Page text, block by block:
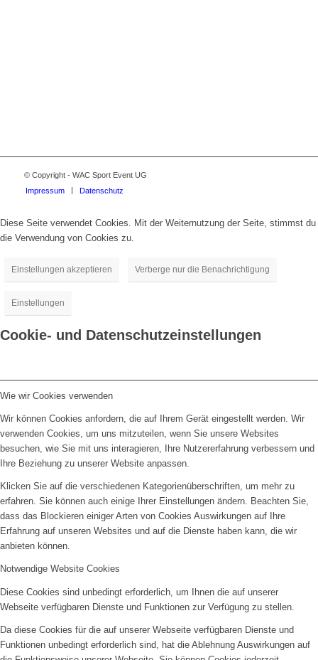
© Copyright - WAC Sport Event UG
Impressum
Datenschutz
Diese Seite verwendet Cookies. Mit der Weiternutzung der Seite, stimmst du
die Verwendung von Cookies zu.
Einstellungen akzeptieren Verberge nur die Benachrichtigung
Einstellungen
Cookie- und Datenschutzeinstellungen
Wie wir Cookies verwenden
Wir können Cookies anfordern, die auf Ihrem Gerät eingestellt werden. Wir
verwenden Cookies, um uns mitzuteilen, wenn Sie unsere Websites
besuchen, wie Sie mit uns interagieren, Ihre Nutzererfahrung verbessern und
Ihre Beziehung zu unserer Website anpassen.
Klicken Sie auf die verschiedenen Kategorienüberschriften, um mehr zu
erfahren. Sie können auch einige Ihrer Einstellungen ändern. Beachten Sie,
dass das Blockieren einiger Arten von Cookies Auswirkungen auf Ihre
Erfahrung auf unseren Websites und auf die Dienste haben kann, die wir
anbieten können.
Notwendige Website Cookies
Diese Cookies sind unbedingt erforderlich, um Ihnen die auf unserer
Webseite verfügbaren Dienste und Funktionen zur Verfügung zu stellen.
Da diese Cookies für die auf unserer Webseite verfügbaren Dienste und
Funktionen unbedingt erforderlich sind, hat die Ablehnung Auswirkungen auf